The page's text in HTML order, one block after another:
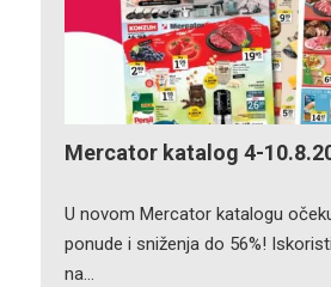
Mercator katalog 4-
U novom Mercator katalogu
ponude i sniženja do 56%!
na…